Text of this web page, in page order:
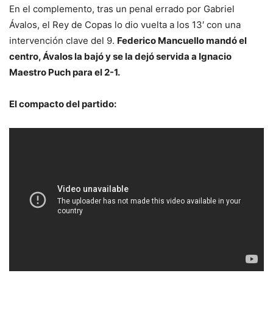
En el complemento, tras un penal errado por Gabriel
Ávalos, el Rey de Copas lo dio vuelta a los 13′ con una
intervención clave del 9. Federico Mancuello mandó el
centro, Ávalos la bajó y se la dejó servida a Ignacio
Maestro Puch para el 2-1.
El compacto del partido: